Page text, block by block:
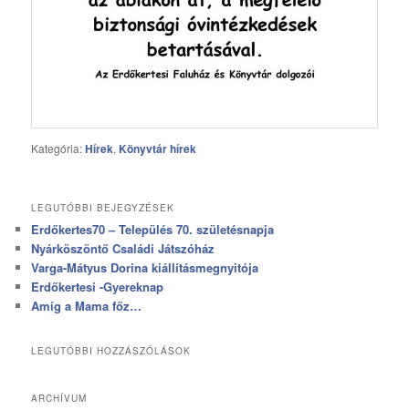
Kategória:Hírek, Könyvtár hírek
LEGUTÓBBI BEJEGYZÉSEK
Erdőkertes70 – Település 70. születésnapja
Nyárköszöntő Családi Játszóház
Varga-Mátyus Dorina kiállításmegnyitója
Erdőkertesi -Gyereknap
Amíg a Mama főz…
LEGUTÓBBI HOZZÁSZÓLÁSOK
ARCHÍVUM